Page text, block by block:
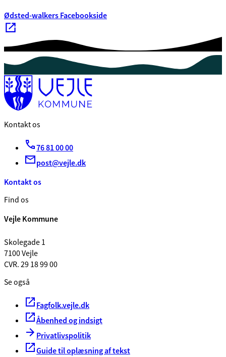
Ødsted-walkers Facebookside
Kontakt os
76 81 00 00
post@vejle.dk
Kontakt os
Find os
Vejle Kommune
Skolegade 1
7100 Vejle
CVR. 29 18 99 00
Se også
Fagfolk.vejle.dk
Åbenhed og indsigt
Privatlivspolitik
Guide til oplæsning af tekst